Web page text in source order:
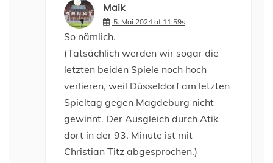
Maik
5. Mai 2024 at 11:59s
So nämlich.
(Tatsächlich werden wir sogar die
letzten beiden Spiele noch hoch
verlieren, weil Düsseldorf am letzten
Spieltag gegen Magdeburg nicht
gewinnt. Der Ausgleich durch Atik
dort in der 93. Minute ist mit
Christian Titz abgesprochen.)